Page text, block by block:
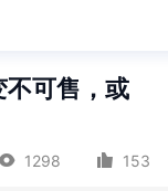
可售，或
1298 153